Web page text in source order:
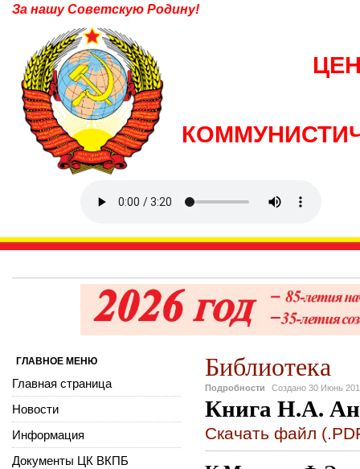
За нашу Советскую Родину!
Библиотека
Подробности Создано 30 Июнь
Книга Н.А.
Скачать файл
ГЛАВНОЕ МЕНЮ
Главная страница
Новости
Информация
Документы ЦК ВКПБ